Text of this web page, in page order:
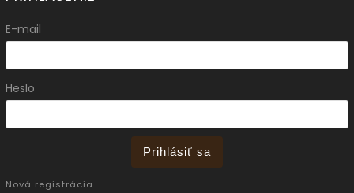
E-mail
Heslo
Prihlásiť sa
Nová registrácia